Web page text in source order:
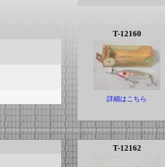
T-12160
詳細はこちら
T-12162